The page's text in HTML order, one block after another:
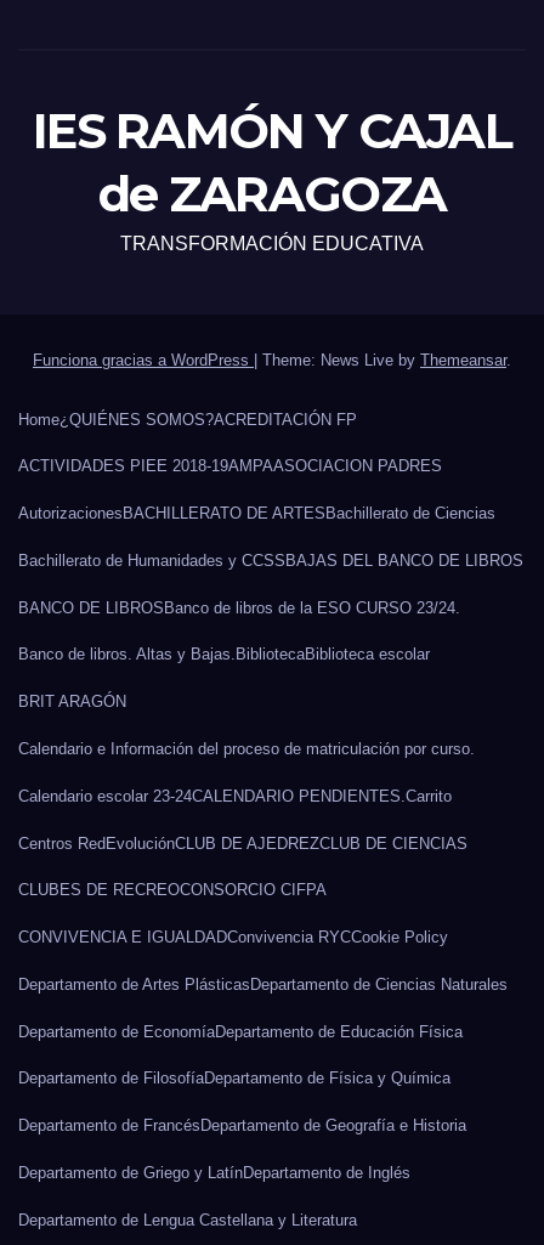
IES RAMÓN Y CAJAL
de ZARAGOZA
TRANSFORMACIÓN EDUCATIVA
Funciona gracias a WordPress Theme: News Live by Themeansar.
Home¿QUIÉNES SOMOS?ACREDITACIÓN FP
ACTIVIDADES PIEE 2018-19AMPAASOCIACION PADRES
Autorizaciones BACHILLERATO DE ARTES Bachillerato de Ciencias
Bachillerato de Humanidades y CCSS BAJAS DEL BANCO DE LIBROS
BANCO DE LIBROSBanco de libros de la ESO CURSO 23/24.
Banco de libros. Altas y Bajas. BibliotecaBiblioteca escolar
BRIT ARAGÓN
Calendario e Información del proceso de matriculación por curso.
Calendario escolar 23-24CALENDARIO PENDIENTES. Carrito
Centros RedEvoluciónCLUB DE AJEDREZCLUB DE CIENCIAS
CLUBES DE RECREOCONSORCIO CIFPA
CONVIVENCIA E IGUALDADConvivencia RYCCookie Policy
Departamento de Artes Plásticas Departamento de Ciencias Naturales
Departamento de EconomíaDepartamento de Educación Física
Departamento de FilosofíaDepartamento de Física y Química
Departamento de Francés Departamento de Geografía e Historia
Departamento de Griego y LatínDepartamento de Inglés
Departamento de Lengua Castellana y Literatura